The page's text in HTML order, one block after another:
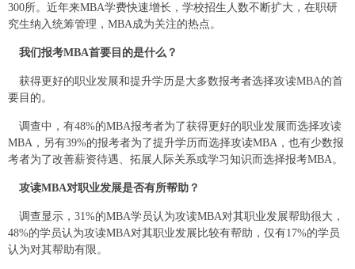
300所。近年来MBA学费快速增长，学校招生人数不断扩大，在职研
究生纳入统筹管理， MBA成为关注的热点。
我们报考MBA首要目的是什么？
获得更好的职业发展和提升学历是大多数报考者选择攻读MBA的首
要目的。
调查中，有48%的MBA报考者为了获得更好的职业发展而选择攻读
MBA ，另有39%的报考者为了提升学历而选择攻读MBA ，也有少数报
考者为了改善薪资待遇、拓展人际关系或学习知识而选择报考MBA。
攻读MBA对职业发展是否有所帮助？
调查显示， 31%的MBA学员认为攻读MBA对其职业发展帮助很大，
48%的学员认为攻读MBA对其职业发展比较有帮助，仅有17%的学员
认为对其帮助有限。